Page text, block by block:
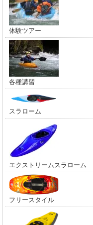
体験ツアー
各種講習
スラローム
エクストリームスラローム
フリースタイル